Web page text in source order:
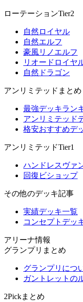
ローテーションTier2
自然ロイヤル
自然エルフ
豪風リノエルフ
リオードロイヤ
自然ドラゴン
アンリミテッドまとめ
最強デッキラン
アンリミテッド
格安おすすめデ
アンリミテッドTier1
ハンドレスヴァ
回復ビショップ
その他のデッキ記事
実績デッキ一覧
コンセプトデッ
アリーナ情報
グランプリまとめ
グランプリにつ
ガントレットの
2Pickまとめ